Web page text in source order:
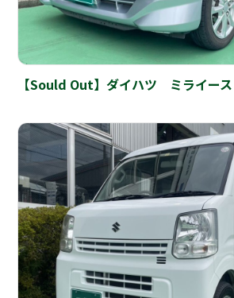
【Sould Out】ダイハツ ミライース